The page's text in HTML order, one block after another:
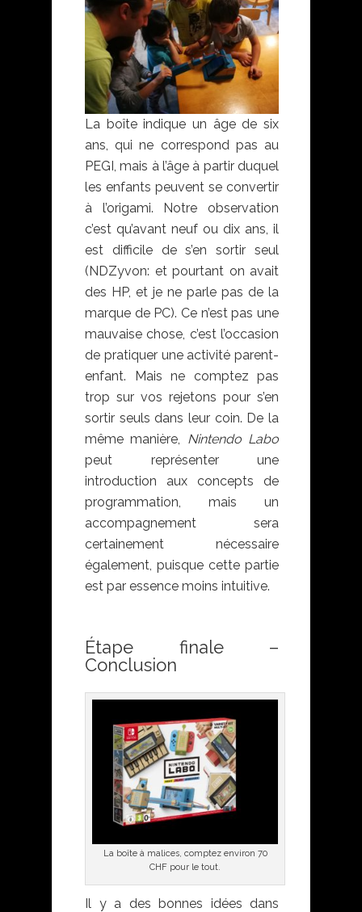
La boîte indique un âge de six
ans, qui ne correspond pas au
PEGI, mais à l’âge à partir duquel
les enfants peuvent se convertir
à l’origami. Notre observation
c’est qu’avant neuf ou dix ans, il
est difficile de s’en sortir seul
(NDZyvon: et pourtant on avait
des HP, et je ne parle pas de la
marque de PC). Ce n’est pas une
mauvaise chose, c’est l’occasion
de pratiquer une activité parent-
enfant. Mais ne comptez pas
trop sur vos rejetons pour s’en
sortir seuls dans leur coin. De la
même manière, Nintendo Labo
peut représenter une
introduction aux concepts de
programmation, mais un
accompagnement sera
certainement nécessaire
également, puisque cette partie
est par essence moins intuitive.
Étape finale –
Conclusion
La boîte à malices, comptez environ 70
CHF pour le tout.
Il y a des bonnes idées dans